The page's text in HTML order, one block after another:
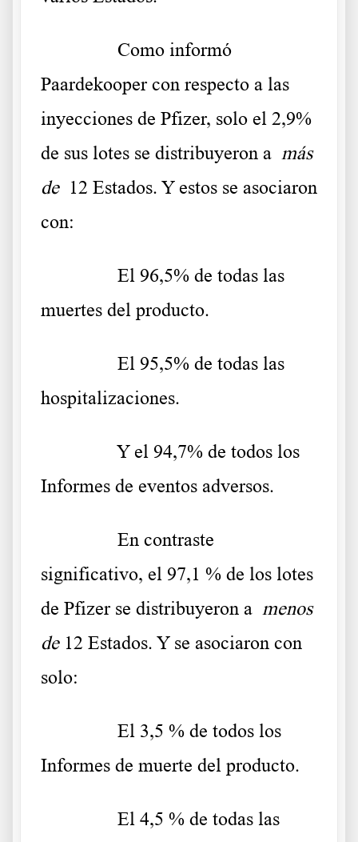
Como informó
Paardekooper con respecto a las
inyecciones de Pfizer, solo el 2,9%
de sus lotes se distribuyeron a más
de12 Estados. Y estos se asociaron
con:
El 96,5% de todas las
muertes del producto.
El 95,5% de todas las
hospitalizaciones.
Y el 94,7% de todos los
Informes de eventos adversos.
En contraste
significativo, el 97,1 % de los lotes
de Pfizer se distribuyeron a menos
de12 Estados. Y se asociaron con
solo:
El 3,5 % de todos los
Informes de muerte del producto.
El 4,5 % de todas las